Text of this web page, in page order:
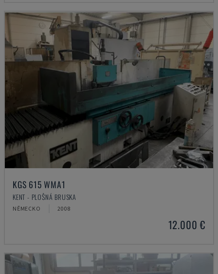
KGS 615 WMA1
KENT - PLOŠNÁ BRUSKA
NĚMECKO 2008
12.000 €